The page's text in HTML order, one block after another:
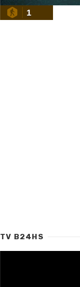
1
TV B24HS